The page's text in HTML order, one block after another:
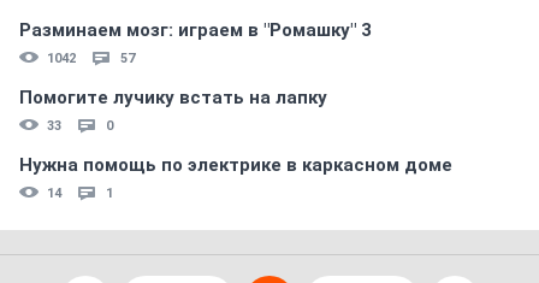
Разминаем мозг: играем в "Ромашку" 3
1042 57
Помогите лучику встать на лапку
33 0
Нужна помощь по электрике в каркасном доме
14 1